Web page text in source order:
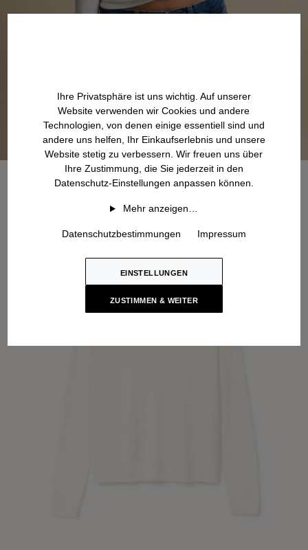
Ihre Privatsphäre ist uns wichtig. Auf unserer
Website verwenden wir Cookies und andere
Technologien, von denen einige essentiell sind und
andere uns helfen, Ihr Einkaufserlebnis und unsere
Website stetig zu verbessern. Wir freuen uns über
Ihre Zustimmung, die Sie jederzeit in den
Datenschutz-Einstellungen anpassen können.
Mehr anzeigen…
Datenschutzbestimmungen Impressum
EINSTELLUNGEN
ZUSTIMMEN & WEITER